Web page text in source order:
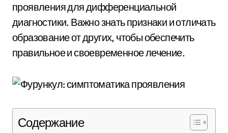
проявления для дифференциальной
диагностики. Важно знать признаки и отличать
образование от других, чтобы обеспечить
правильное и своевременное лечение.
Содержание